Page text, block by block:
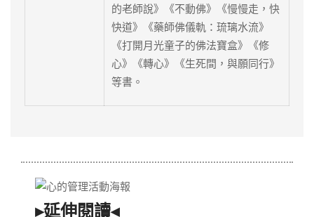
的老師說》《不動佛》《慢慢走，快
快道》《藥師佛儀軌：琉璃水流》
《打開月光童子的佛法寶盒》《修
心》《轉心》《生死間，與願同行》
等書。
▸延伸閱讀◂